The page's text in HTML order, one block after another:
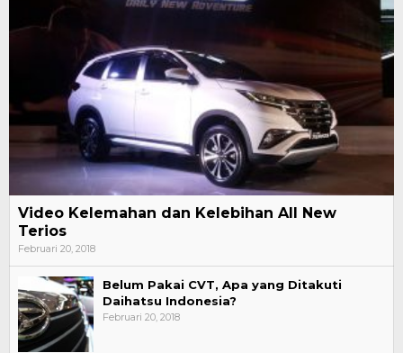
Video Kelemahan dan Kelebihan All New
Terios
Februari 20, 2018
Belum Pakai CVT, Apa yang Ditakuti
Daihatsu Indonesia?
Februari 20, 2018